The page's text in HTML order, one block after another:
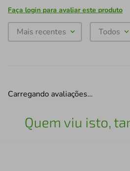
Faça login para avaliar este produto
Mais recentes Todos
Carregando avaliações…
Quem viu isto,